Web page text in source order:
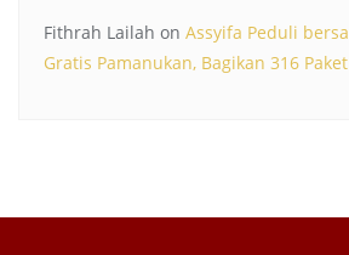
Fithrah Lailah on Assyifa Peduli
Gratis Pamanukan, Bagikan 316